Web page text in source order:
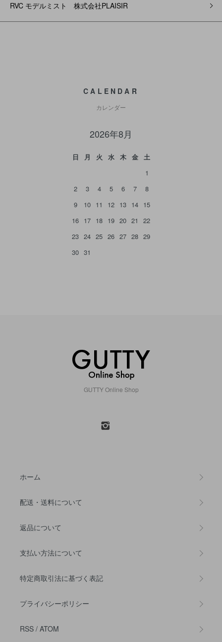
RVC モデルミスト 株式会社PLAISIR
CALENDAR
カレンダー
2026年8月
日 月 火 水 木 金
土
1
2
3 4 5 6 7
8
9
10 11 12 13 14 15
16 17 18 19 20 21
22
23 24 25 26 27 28 29
30 31
GUTTY Online Shop
ホーム
配送・送料について
返品について
支払い方法について
特定商取引法に基づく表記
プライバシーポリシー
RSS / ATOM